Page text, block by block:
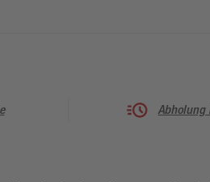
Abholung